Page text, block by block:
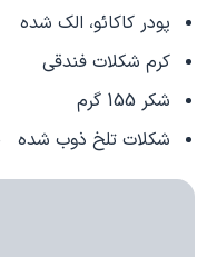
پودر کاکائو، الک شده 2 قاشق غذاخوری
کرم شکلات فندقی 100 گرم (یک سوم پیمانه)
شکر 155 گرم (سه چهارم پیمانه)
شکلات تلخ ذوب شده 100 گرم